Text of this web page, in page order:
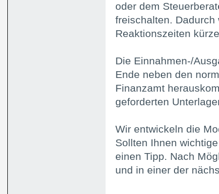
oder dem
freischalten.
Reaktionszeiten
Die Einnahmen-/
Ende neben den
Finanzamt
geforderten
Wir entwickeln die
Sollten Ihnen
einen Tipp. Nach
und in einer der